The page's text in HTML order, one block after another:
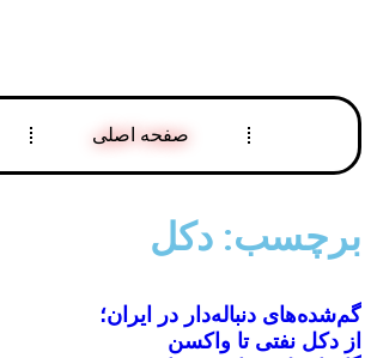
صفحه اصلی
برچسب: دکل
گم‌شده‌های دنباله‌دار در ایران؛
از دکل نفتی تا واکسن‌